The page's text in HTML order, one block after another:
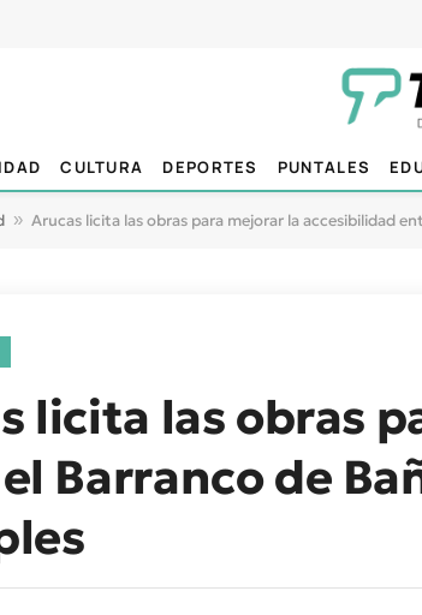
CULTURA DEPORTES PUNTALES
» Arucas licita las obras para mejorar la accesibilidad
licita las obras
Barranco de